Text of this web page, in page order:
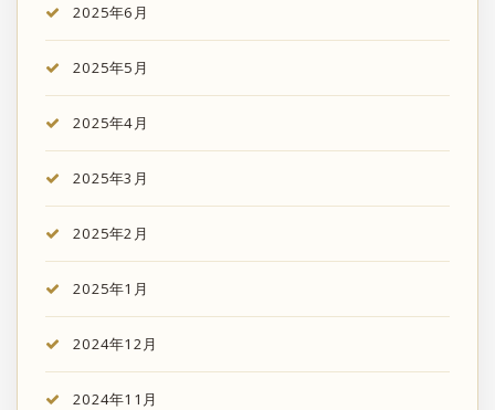
2025年6月
2025年5月
2025年4月
2025年3月
2025年2月
2025年1月
2024年12月
2024年11月